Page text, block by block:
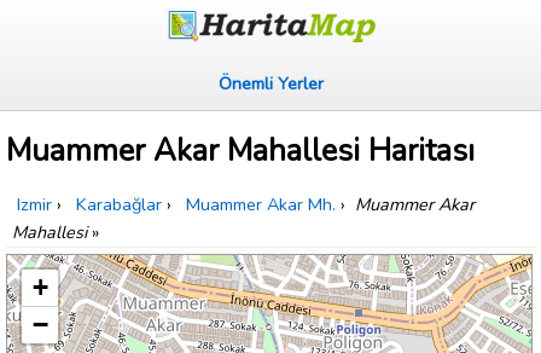
Önemli Yerler
Muammer Akar Mahallesi Haritası
Izmir › Karabağlar › Muammer Akar Mh. › Muammer Akar
Mahallesi»
+
−